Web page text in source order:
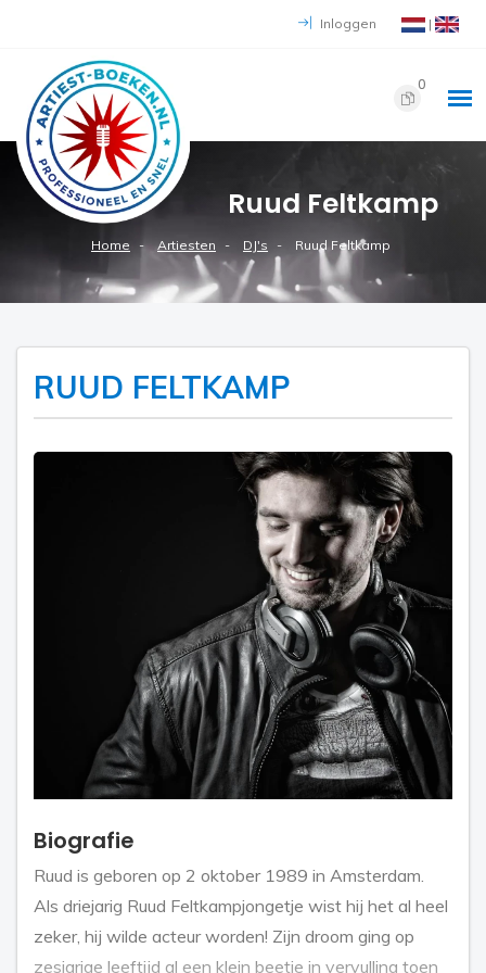
Inloggen |
0
Ruud Feltkamp
Home Artiesten DJ's Ruud Feltkamp
RUUD FELTKAMP
Biografie
Ruud is geboren op 2 oktober 1989 in Amsterdam.
Als driejarig Ruud Feltkampjongetje wist hij het al heel
zeker, hij wilde acteur worden! Zijn droom ging op
zesjarige leeftijd al een klein beetje in vervulling toen